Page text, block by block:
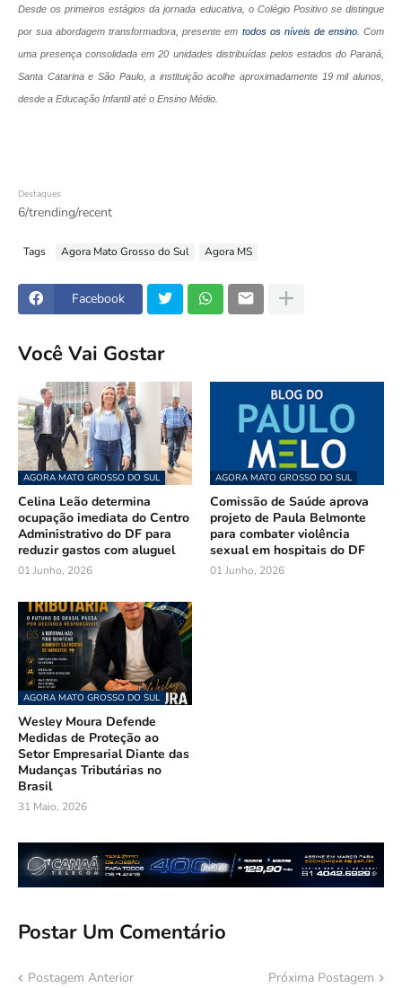
Desde os primeiros estágios da jornada educativa, o Colégio Positivo se distingue
por sua abordagem transformadora, presente em todos os níveis de ensino. Com
uma presença consolidada em 20 unidades distribuídas pelos estados do Paraná,
Santa Catarina e São Paulo, a instituição acolhe aproximadamente 19 mil alunos,
desde a Educação Infantil até o Ensino Médio.
Destaques
6/trending/recent
Tags Agora Mato Grosso do Sul Agora MS
Facebook
Você Vai Gostar
AGORA MATO GROSSO DO SUL
Celina Leão determina
ocupação imediata do Centro
Administrativo do DF para
reduzir gastos com aluguel
01 Junho, 2026
AGORA MATO GROSSO DO SUL
Comissão de Saúde aprova
projeto de Paula Belmonte
para combater violência
sexual em hospitais do DF
01 Junho, 2026
AGORA MATO GROSSO DO SUL
Wesley Moura Defende
Medidas de Proteção ao
Setor Empresarial Diante das
Mudanças Tributárias no
Brasil
31 Maio, 2026
Postar Um Comentário
Postagem Anterior Próxima Postagem